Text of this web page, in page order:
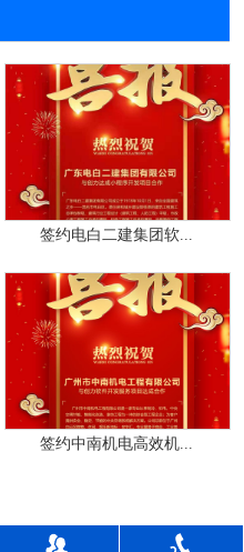
签约电白二建集团软...
签约中南机电高效机...